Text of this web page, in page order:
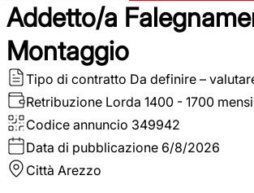
Addetto/a
Montaggio
Tipo di contratto Da definire –
Retribuzione Lorda 1400 - 1700
Codice annuncio 349942
Data di pubblicazione 6/8/2026
Città Arezzo